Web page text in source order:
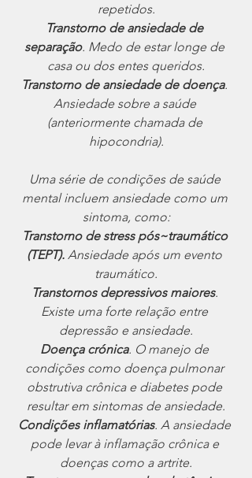
repetidos.
Transtorno de ansiedade de
separação. Medo de estar longe de
casa ou dos entes queridos.
Transtorno de ansiedade de doença.
Ansiedade sobre a saúde
(anteriormente chamada de
hipocondria).
Uma série de condições de saúde
mental incluem ansiedade como um
sintoma, como:
Transtorno de stress pós~traumático
(TEPT). Ansiedade após um evento
traumático.
Transtornos depressivos maiores.
Existe uma forte relação entre
depressão e ansiedade.
Doença crónica. O manejo de
condições como doença pulmonar
obstrutiva crônica e diabetes pode
resultar em sintomas de ansiedade.
Condições inflamatórias. A ansiedade
pode levar à inflamação crônica e
doenças como a artrite.